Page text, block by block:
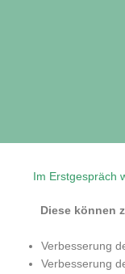
Im Erstgespräch
Diese können
Verbesserung
Verbesserung